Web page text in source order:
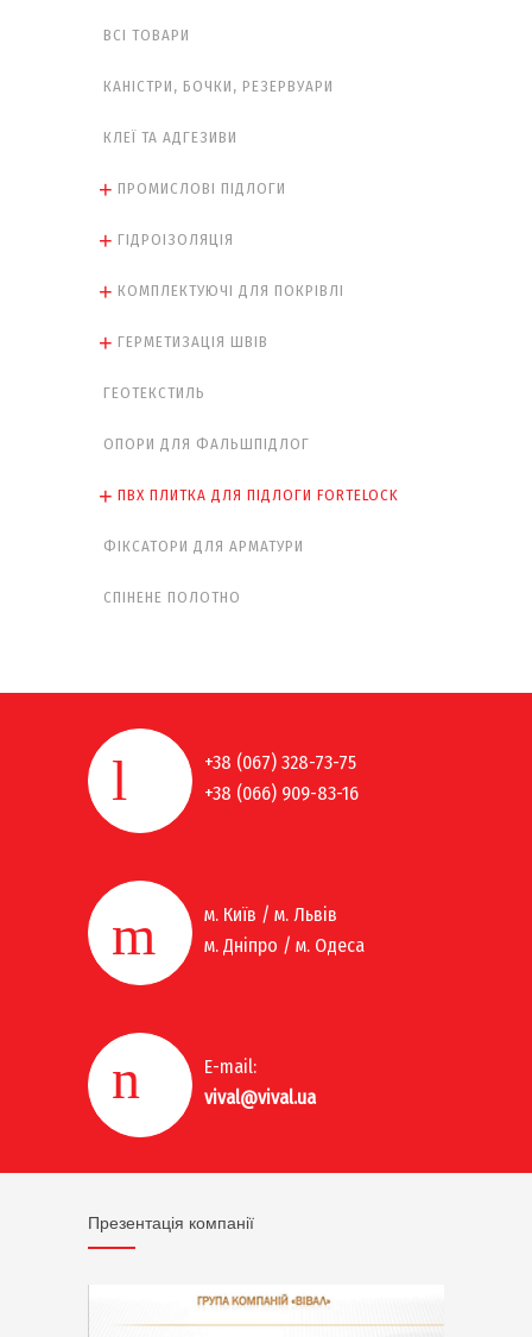
ВСІ ТОВАРИ
КАНІСТРИ, БОЧКИ, РЕЗЕРВУАРИ
КЛЕЇ ТА АДГЕЗИВИ
ПРОМИСЛОВІ ПІДЛОГИ
ГІДРОІЗОЛЯЦІЯ
КОМПЛЕКТУЮЧІ ДЛЯ ПОКРІВЛІ
ГЕРМЕТИЗАЦІЯ ШВІВ
ГЕОТЕКСТИЛЬ
ОПОРИ ДЛЯ ФАЛЬШПІДЛОГ
ПВХ ПЛИТКА ДЛЯ ПІДЛОГИ FORTELOCK
ФІКСАТОРИ ДЛЯ АРМАТУРИ
СПІНЕНЕ ПОЛОТНО
+38 (067) 328-73-75
+38 (066) 909-83-16
м. Київ / м. Львів
м. Дніпро / м. Одеса
E-mail:
vival@vival.ua
Презентація компанії